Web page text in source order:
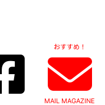
おすすめ！
MAIL MAGAZINE